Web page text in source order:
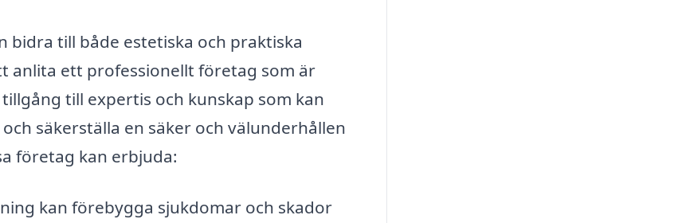
bidra till både estetiska och praktiska
anlita ett professionellt företag som är
till expertis och kunskap som kan
säkerställa en säker och välunderhållen
företag kan erbjuda:
kan förebygga sjukdomar och skador